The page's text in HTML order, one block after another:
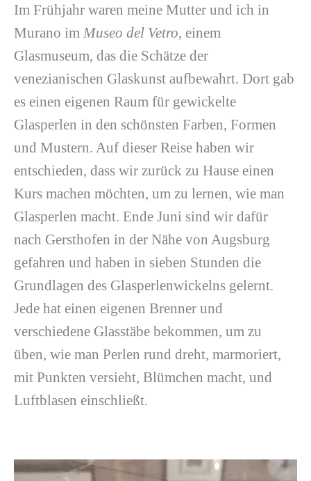
Im Frühjahr waren meine Mutter und ich in
Murano im Museo del Vetro, einem
Glasmuseum, das die Schätze der
venezianischen Glaskunst aufbewahrt. Dort gab
es einen eigenen Raum für gewickelte
Glasperlen in den schönsten Farben, Formen
und Mustern. Auf dieser Reise haben wir
entschieden, dass wir zurück zu Hause einen
Kurs machen möchten, um zu lernen, wie man
Glasperlen macht. Ende Juni sind wir dafür
nach Gersthofen in der Nähe von Augsburg
gefahren und haben in sieben Stunden die
Grundlagen des Glasperlenwickelns gelernt.
Jede hat einen eigenen Brenner und
verschiedene Glasstäbe bekommen, um zu
üben, wie man Perlen rund dreht, marmoriert,
mit Punkten versieht, Blümchen macht, und
Luftblasen einschließt.